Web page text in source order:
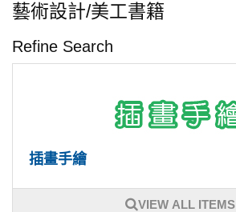
藝術設計/美工書籍
Refine Search
插畫手繪
VIEW ALL ITEMS